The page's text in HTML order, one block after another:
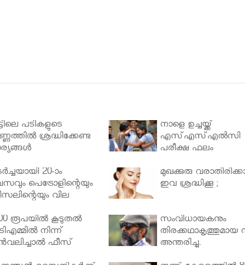
പടികളുടെ
ശ്രദ്ധിക്കേണ്ട
നാളെ ഉച്ചയ്ക്ക്
എസ്എസ്എല്‍സി
പരീക്ഷ ഫലം
20-ാം
പെട്രോളിന്റെയും
വില
മുഖക്കുരു
ഇവ ശ്രദ്ധിക്കൂ ;
രൂപയിൽ കൂടുതൽ
നിന്ന്
ഫീസ്
സംവിധായകനും
തിരക്കഥാകൃത്തുമായ
അന്തരിച്ചു.